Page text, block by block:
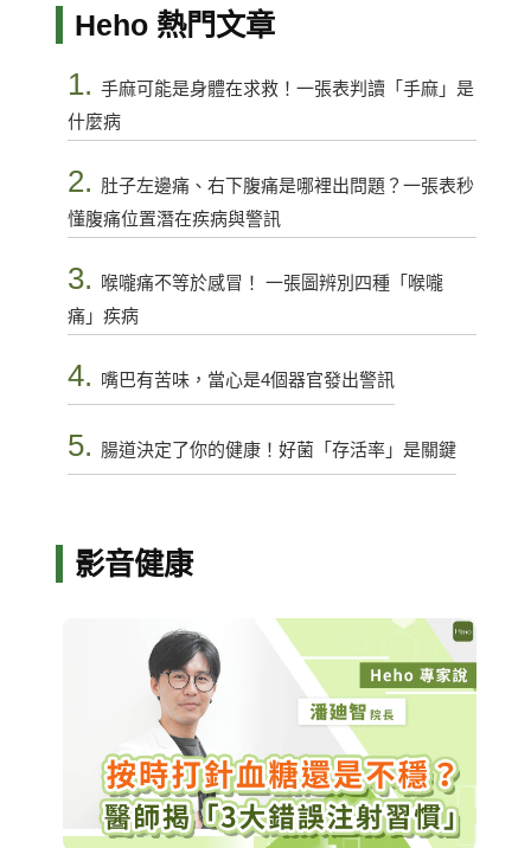
Heho 熱門文章
1. 手麻可能是身體在求救！一張表判讀「手麻」是
什麼病
2. 肚子左邊痛、右下腹痛是哪裡出問題？一張表秒
懂腹痛位置潛在疾病與警訊
3.
喉嚨痛不等於感冒！ 一張圖辨別四種「喉嚨
痛」疾病
4. 嘴巴有苦味，當心是4個器官發出警訊
5. 腸道決定了你的健康！好菌「存活率」是關鍵
影音健康